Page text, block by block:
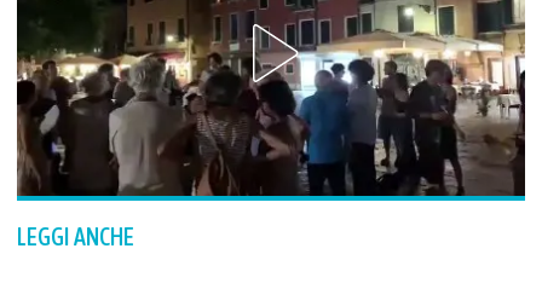
LEGGI ANCHE